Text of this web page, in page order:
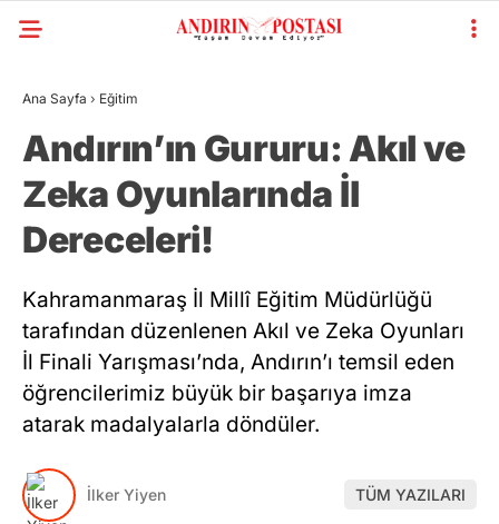
Ana Sayfa › Eğitim
Andırın’ın Gururu: Akıl ve
Zeka Oyunlarında İl
Dereceleri!
Kahramanmaraş İl Millî Eğitim Müdürlüğü
tarafından düzenlenen Akıl ve Zeka Oyunları
İl Finali Yarışması’nda, Andırın’ı temsil eden
öğrencilerimiz büyük bir başarıya imza
atarak madalyalarla döndüler.
İlker Yiyen TÜM YAZILARI